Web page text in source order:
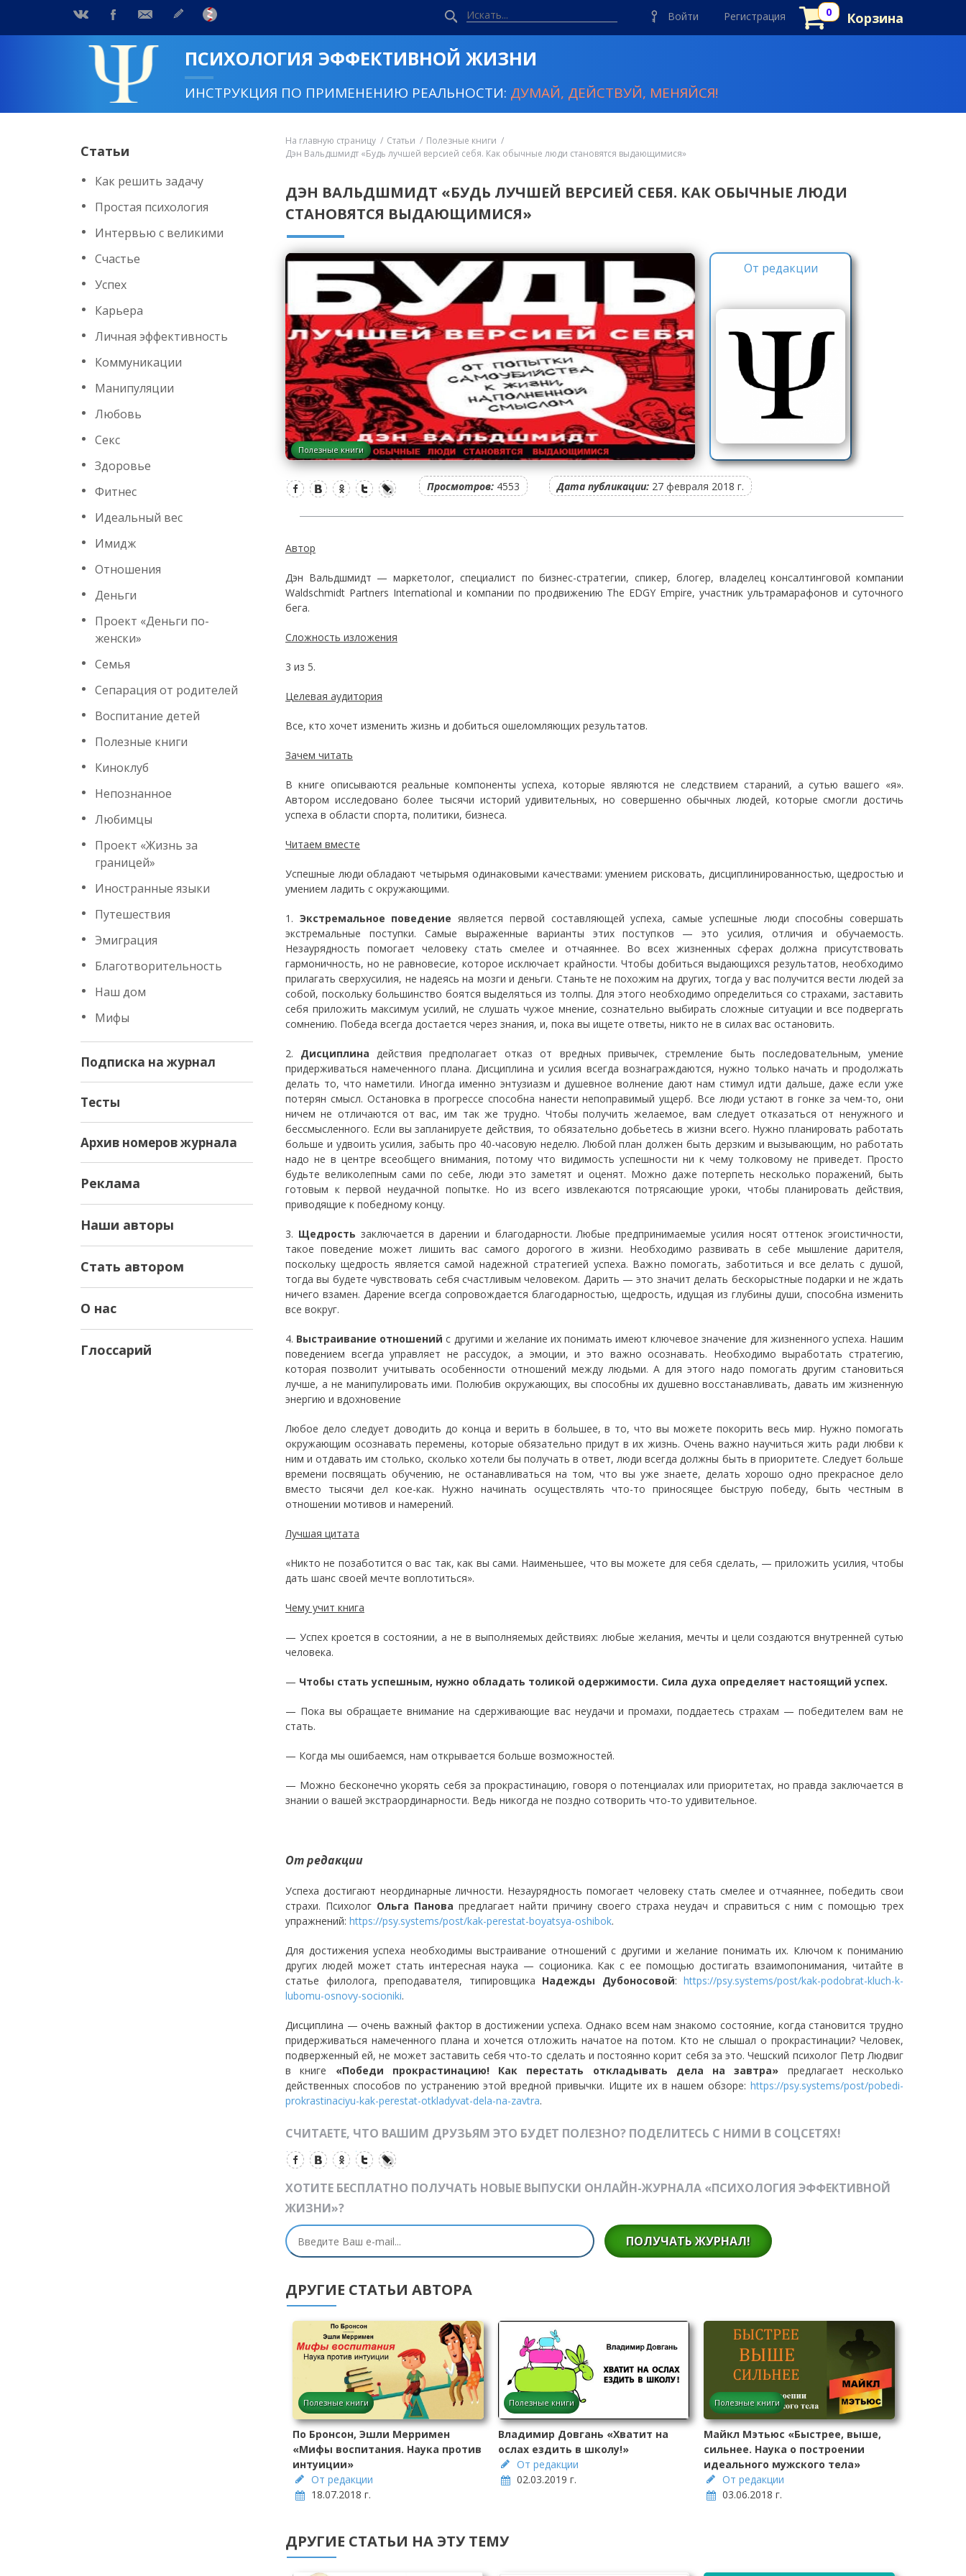
Войти Регистрация Корзина
ПСИХОЛОГИЯ ЭФФЕКТИВНОЙ ЖИЗНИ
ИНСТРУКЦИЯ ПО ПРИМЕНЕНИЮ РЕАЛЬНОСТИ: ДУМАЙ, ДЕЙСТВУЙ, МЕНЯЙСЯ!
Статьи
Как решить задачу
Простая психология
Интервью с великими
Счастье
Успех
Карьера
Личная эффективность
Коммуникации
Манипуляции
Любовь
Секс
Здоровье
Фитнес
Идеальный вес
Имидж
Отношения
Деньги
Проект «Деньги по-
женски»
Семья
Сепарация от родителей
Воспитание детей
Полезные книги
Киноклуб
Непознанное
Любимцы
Проект «Жизнь за
границей»
Иностранные языки
Путешествия
Эмиграция
Благотворительность
Наш дом
Мифы
Подписка на журнал
Тесты
Архив номеров журнала
Реклама
Наши авторы
Стать автором
О нас
Глоссарий
На главную страницу Статьи
Полезные книги
Дэн Вальдшмидт «Будь лучшей версией себя. Как обычные люди становятся выдающимися»
ДЭН ВАЛЬДШМИДТ «БУДЬ ЛУЧШЕЙ ВЕРСИЕЙ СЕБЯ. КАК ОБЫЧНЫЕ ЛЮДИ
СТАНОВЯТСЯ ВЫДАЮЩИМИСЯ»
Полезные книги
От редакции
Просмотров: 4553 Дата публикации: 27 февраля 2018 г.
Автор
Дэн Вальдшмидт — маркетолог, специалист по бизнес-стратегии, спикер, блогер, владелец консалтинговой компании
Waldschmidt Partners International и компании по продвижению The EDGY Empire, участник ультрамарафонов и суточного
бега.
Сложность изложения
3 из 5.
Целевая аудитория
Все, кто хочет изменить жизнь и добиться ошеломляющих результатов.
Зачем читать
В книге описываются реальные компоненты успеха, которые являются не следствием стараний, а сутью вашего «я».
Автором исследовано более тысячи историй удивительных, но совершенно обычных людей, которые смогли достичь
успеха в области спорта, политики, бизнеса.
Читаем вместе
Успешные люди обладают четырьмя одинаковыми качествами: умением рисковать, дисциплинированностью, щедростью и
умением ладить с окружающими.
1. Экстремальное поведение является первой составляющей успеха, самые успешные люди способны совершать
экстремальные поступки. Самые выраженные варианты этих поступков — это усилия, отличия и обучаемость.
Незаурядность помогает человеку стать смелее и отчаяннее. Во всех жизненных сферах должна присутствовать
гармоничность, но не равновесие, которое исключает крайности. Чтобы добиться выдающихся результатов, необходимо
прилагать сверхусилия, не надеясь на мозги и деньги. Станьте не похожим на других, тогда у вас получится вести людей за
собой, поскольку большинство боятся выделяться из толпы. Для этого необходимо определиться со страхами, заставить
себя приложить максимум усилий, не слушать чужое мнение, сознательно выбирать сложные ситуации и все подвергать
сомнению. Победа всегда достается через знания, и, пока вы ищете ответы, никто не в силах вас остановить.
2. Дисциплина действия предполагает отказ от вредных привычек, стремление быть последовательным, умение
придерживаться намеченного плана. Дисциплина и усилия всегда вознаграждаются, нужно только начать и продолжать
делать то, что наметили. Иногда именно энтузиазм и душевное волнение дают нам стимул идти дальше, даже если уже
потерян смысл. Остановка в прогрессе способна нанести непоправимый ущерб. Все люди устают в гонке за чем-то, они
ничем не отличаются от вас, им так же трудно. Чтобы получить желаемое, вам следует отказаться от ненужного и
бессмысленного. Если вы запланируете действия, то обязательно добьетесь в жизни всего. Нужно планировать работать
больше и удвоить усилия, забыть про 40-часовую неделю. Любой план должен быть дерзким и вызывающим, но работать
надо не в центре всеобщего внимания, потому что видимость успешности ни к чему толковому не приведет. Просто
будьте великолепным сами по себе, люди это заметят и оценят. Можно даже потерпеть несколько поражений, быть
готовым к первой неудачной попытке. Но из всего извлекаются потрясающие уроки, чтобы планировать действия,
приводящие к победному концу.
3. Щедрость заключается в дарении и благодарности. Любые предпринимаемые усилия носят оттенок эгоистичности,
такое поведение может лишить вас самого дорогого в жизни. Необходимо развивать в себе мышление дарителя,
поскольку щедрость является самой надежной стратегией успеха. Важно помогать, заботиться и все делать с душой,
тогда вы будете чувствовать себя счастливым человеком. Дарить — это значит делать бескорыстные подарки и не ждать
ничего взамен. Дарение всегда сопровождается благодарностью, щедрость, идущая из глубины души, способна изменить
все вокруг.
4. Выстраивание отношений с другими и желание их понимать имеют ключевое значение для жизненного успеха. Нашим
поведением всегда управляет не рассудок, а эмоции, и это важно осознавать. Необходимо выработать стратегию,
которая позволит учитывать особенности отношений между людьми. А для этого надо помогать другим становиться
лучше, а не манипулировать ими. Полюбив окружающих, вы способны их душевно восстанавливать, давать им жизненную
энергию и вдохновение
Любое дело следует доводить до конца и верить в большее, в то, что вы можете покорить весь мир. Нужно помогать
окружающим осознавать перемены, которые обязательно придут в их жизнь. Очень важно научиться жить ради любви к
ним и отдавать им столько, сколько хотели бы получать в ответ, люди всегда должны быть в приоритете. Следует больше
времени посвящать обучению, не останавливаться на том, что вы уже знаете, делать хорошо одно прекрасное дело
вместо тысячи дел кое-как. Нужно начинать осуществлять что-то приносящее быструю победу, быть честным в
отношении мотивов и намерений.
Лучшая цитата
«Никто не позаботится о вас так, как вы сами. Наименьшее, что вы можете для себя сделать, — приложить усилия, чтобы
дать шанс своей мечте воплотиться».
Чему учит книга
— Успех кроется в состоянии, а не в выполняемых действиях: любые желания, мечты и цели создаются внутренней сутью
человека.
— Чтобы стать успешным, нужно обладать толикой одержимости. Сила духа определяет настоящий успех.
— Пока вы обращаете внимание на сдерживающие вас неудачи и промахи, поддаетесь страхам — победителем вам не
стать.
— Когда мы ошибаемся, нам открывается больше возможностей.
— Можно бесконечно укорять себя за прокрастинацию, говоря о потенциалах или приоритетах, но правда заключается в
знании о вашей экстраординарности. Ведь никогда не поздно сотворить что-то удивительное.
От редакции
Успеха достигают неординарные личности. Незаурядность помогает человеку стать смелее и отчаяннее, победить свои
страхи. Психолог Ольга Панова предлагает найти причину своего страха неудач и справиться с ним с помощью трех
упражнений: https://psy.systems/post/kak-perestat-boyatsya-oshibok.
Для достижения успеха необходимы выстраивание отношений с другими и желание понимать их. Ключом к пониманию
других людей может стать интересная наука — соционика. Как с ее помощью достигать взаимопонимания, читайте в
статье филолога, преподавателя, типировщика Надежды Дубоносовой: https://psy.systems/post/kak-podobrat-kluch-k-
lubomu-osnovy-socioniki.
Дисциплина — очень важный фактор в достижении успеха. Однако всем нам знакомо состояние, когда становится трудно
придерживаться намеченного плана и хочется отложить начатое на потом. Кто не слышал о прокрастинации? Человек,
подверженный ей, не может заставить себя что-то сделать и постоянно корит себя за это. Чешский психолог Петр Людвиг
в книге «Победи прокрастинацию! Как перестать откладывать дела на завтра» предлагает несколько
действенных способов по устранению этой вредной привычки. Ищите их в нашем обзоре: https://psy.systems/post/pobedi-
prokrastinaciyu-kak-perestat-otkladyvat-dela-na-zavtra.
СЧИТАЕТЕ, ЧТО ВАШИМ ДРУЗЬЯМ ЭТО БУДЕТ ПОЛЕЗНО? ПОДЕЛИТЕСЬ С НИМИ В СОЦСЕТЯХ!
ХОТИТЕ БЕСПЛАТНО ПОЛУЧАТЬ НОВЫЕ ВЫПУСКИ ОНЛАЙН-ЖУРНАЛА «ПСИХОЛОГИЯ ЭФФЕКТИВНОЙ
ЖИЗНИ»?
ПОЛУЧАТЬ ЖУРНАЛ!
ДРУГИЕ СТАТЬИ АВТОРА
Полезные книги
По Бронсон, Эшли Мерримен
«Мифы воспитания. Наука против
интуиции»
От редакции
18.07.2018 г.
Полезные книги
Владимир Довгань «Хватит на
ослах ездить в школу!»
От редакции
02.03.2019 г.
Полезные книги
Майкл Мэтьюс «Быстрее, выше,
сильнее. Наука о построении
идеального мужского тела»
От редакции
03.06.2018 г.
ДРУГИЕ СТАТЬИ НА ЭТУ ТЕМУ